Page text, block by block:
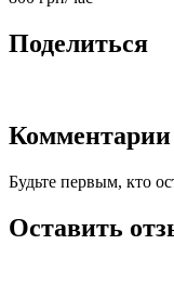
Поделиться
Комментарии
Будьте первым, кто
Оставить